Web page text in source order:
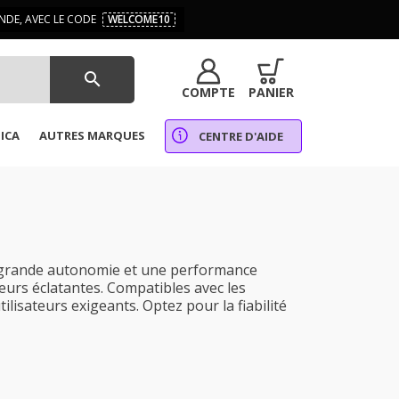
AVEC LE CODE WELCOME10
search
COMPTE PANIER
AUTRES MARQUES CENTRE D'AIDE
autonomie et une performance
éclatantes. Compatibles avec les
exigeants. Optez pour la fiabilité